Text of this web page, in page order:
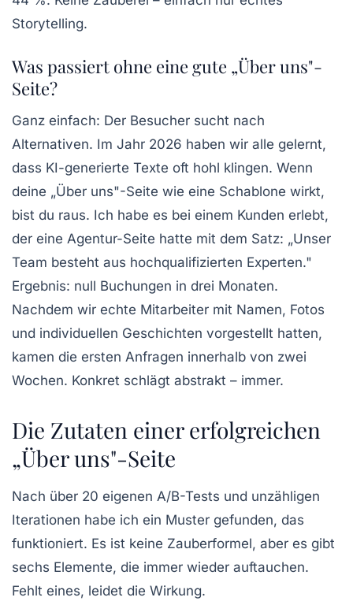
Storytelling.
Was passiert ohne eine gute „Über uns"-
Seite?
Ganz einfach: Der Besucher sucht nach
Alternativen. Im Jahr 2026 haben wir alle gelernt,
dass KI-generierte Texte oft hohl klingen. Wenn
deine „Über uns"-Seite wie eine Schablone wirkt,
bist du raus. Ich habe es bei einem Kunden erlebt,
der eine Agentur-Seite hatte mit dem Satz: „Unser
Team besteht aus hochqualifizierten Experten."
Ergebnis: null Buchungen in drei Monaten.
Nachdem wir echte Mitarbeiter mit Namen, Fotos
und individuellen Geschichten vorgestellt hatten,
kamen die ersten Anfragen innerhalb von zwei
Wochen. Konkret schlägt abstrakt – immer.
Die Zutaten einer erfolgreichen
„Über uns"-Seite
Nach über 20 eigenen A/B-Tests und unzähligen
Iterationen habe ich ein Muster gefunden, das
funktioniert. Es ist keine Zauberformel, aber es gibt
sechs Elemente, die immer wieder auftauchen.
Fehlt eines, leidet die Wirkung.